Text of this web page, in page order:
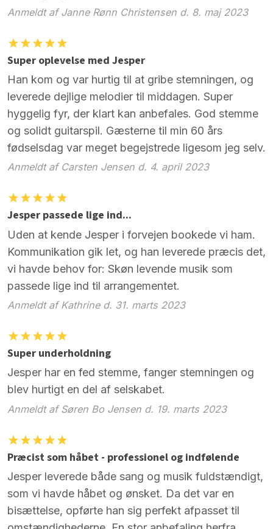
Anmeldt af Janne Rønn Christensen d. 8. maj 2023
Super oplevelse med Jesper
Han kom og var hurtig til at gribe stemningen, og
leverede dejlige melodier til middagen. Super
hyggelig fyr, der klart kan anbefales. God stemme
og solidt guitarspil. Gæsterne til min 60 års
fødselsdag var meget begejstrede ligesom jeg selv.
Anmeldt af Carsten Jensen d. 4. april 2023
Jesper passede lige ind...
Uden at kende Jesper i forvejen bookede vi ham.
Kommunikation gik let, og han leverede præcis det,
vi havde behov for: Skøn levende musik som
passede lige ind til arrangementet.
Anmeldt af Kathrine d. 31. marts 2023
Super underholdning
Jesper har en fed stemme, fanger stemningen og
blev hurtigt en del af selskabet.
Anmeldt af Søren Bo Jensen d. 19. marts 2023
Præcist som håbet - professionel og indfølende
Jesper leverede både sang og musik fuldstændigt,
som vi havde håbet og ønsket. Da det var en
bisættelse, opførte han sig perfekt afpasset til